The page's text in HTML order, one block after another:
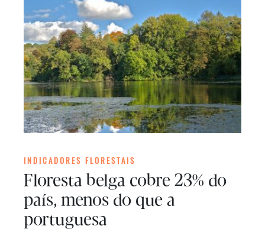
INDICADORES FLORESTAIS
Floresta belga cobre 23% do
país, menos do que a
portuguesa